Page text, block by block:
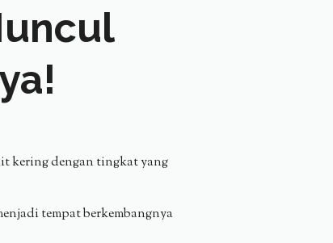
kering dengan tingkat yang
tempat berkembangnya